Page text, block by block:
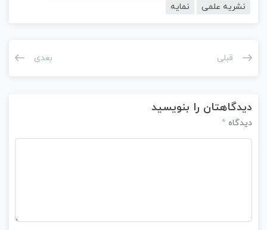
نشریه علمی
نمایه
قبلی بعدی
دیدگاهتان را بنویسید
دیدگاه *